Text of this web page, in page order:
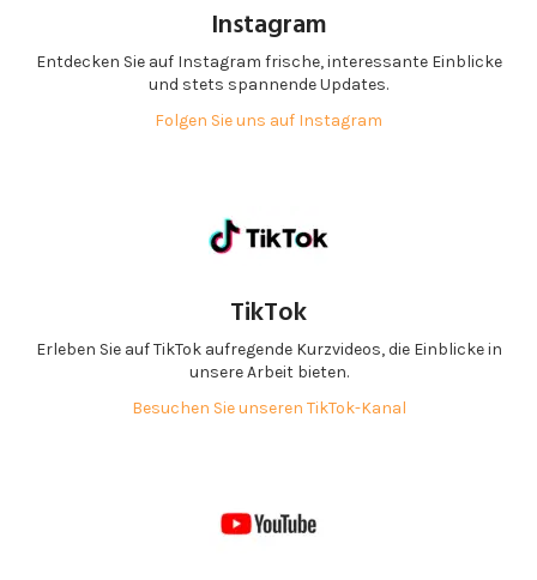
Instagram
Entdecken Sie auf Instagram frische, interessante Einblicke
und stets spannende Updates.
Folgen Sie uns auf Instagram
TikTok
Erleben Sie auf TikTok aufregende Kurzvideos, die Einblicke in
unsere Arbeit bieten.
Besuchen Sie unseren TikTok-Kanal